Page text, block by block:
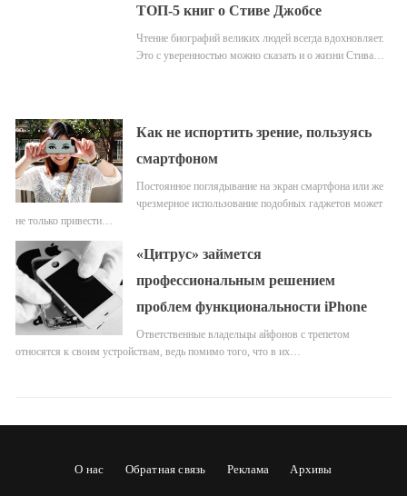
ТОП-5 книг о Стиве Джобсе
Чтение биографий великих людей всегда вдохновляет.
Это с уверенностью можно сказать и о жизни Стива…
Как не испортить зрение, пользуясь
смартфоном
Постоянное поглядывание на экран смартфона или же
чрезмерное использование подобных гаджетов может
не только привести…
«Цитрус» займется
профессиональным решением
проблем функциональности iPhone
Ответственные владельцы айфонов с трепетом
относятся к своим устройствам, ведь помимо того, что в их…
О нас Обратная связь Реклама Архивы